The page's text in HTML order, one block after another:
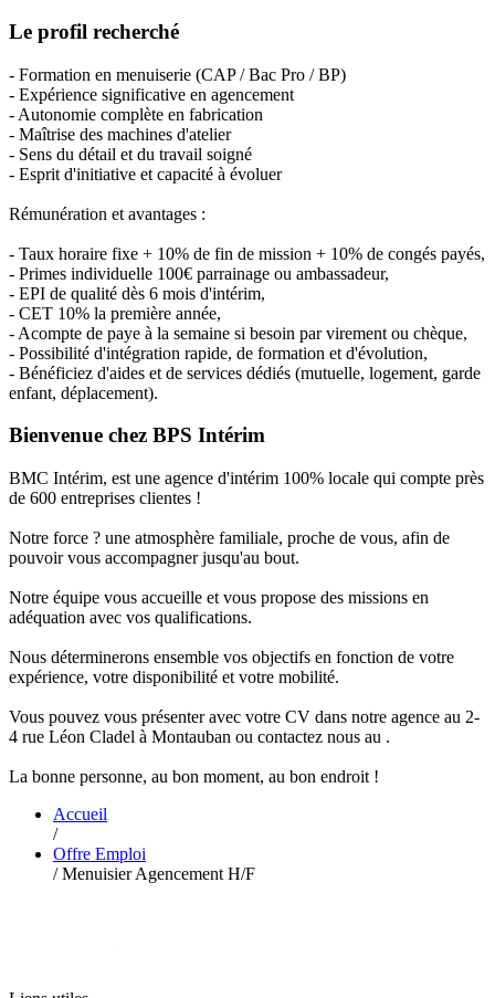
Le profil recherché
- Formation en menuiserie (CAP / Bac Pro / BP)
- Expérience significative en agencement
- Autonomie complète en fabrication
- Maîtrise des machines d'atelier
- Sens du détail et du travail soigné
- Esprit d'initiative et capacité à évoluer
Rémunération et avantages :
- Taux horaire fixe + 10% de fin de mission + 10% de congés payés,
- Primes individuelle 100€ parrainage ou ambassadeur,
- EPI de qualité dès 6 mois d'intérim,
- CET 10% la première année,
- Acompte de paye à la semaine si besoin par virement ou chèque,
- Possibilité d'intégration rapide, de formation et d'évolution,
- Bénéficiez d'aides et de services dédiés (mutuelle, logement, garde
enfant, déplacement).
Bienvenue chez BPS Intérim
BMC Intérim, est une agence d'intérim 100% locale qui compte près
de 600 entreprises clientes !
Notre force ? une atmosphère familiale, proche de vous, afin de
pouvoir vous accompagner jusqu'au bout.
Notre équipe vous accueille et vous propose des missions en
adéquation avec vos qualifications.
Nous déterminerons ensemble vos objectifs en fonction de votre
expérience, votre disponibilité et votre mobilité.
Vous pouvez vous présenter avec votre CV dans notre agence au 2-
4 rue Léon Cladel à Montauban ou contactez nous au .
La bonne personne, au bon moment, au bon endroit !
Accueil
/
Offre Emploi
/ Menuisier Agencement H/F